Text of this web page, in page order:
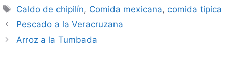
Etiquetas
Caldo de chipilín, Comida mexicana, comida tipica
Pescado a la Veracruzana
Arroz a la Tumbada